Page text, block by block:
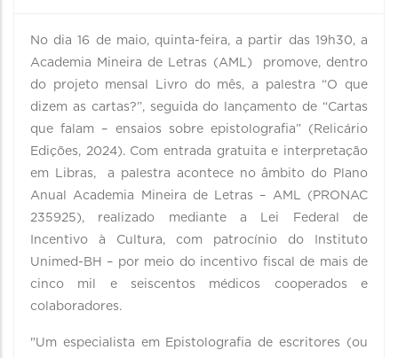
No dia 16 de maio, quinta-feira, a partir das 19h30, a
Academia Mineira de Letras (AML) promove, dentro
do projeto mensal Livro do mês, a palestra “O que
dizem as cartas?”, seguida do lançamento de “Cartas
que falam – ensaios sobre epistolografia” (Relicário
Edições, 2024). Com entrada gratuita e interpretação
em Libras, a palestra acontece no âmbito do Plano
Anual Academia Mineira de Letras – AML (PRONAC
235925), realizado mediante a Lei Federal de
Incentivo à Cultura, com patrocínio do Instituto
Unimed-BH – por meio do incentivo fiscal de mais de
cinco mil e seiscentos médicos cooperados e
colaboradores.
"Um especialista em Epistolografia de escritores (ou